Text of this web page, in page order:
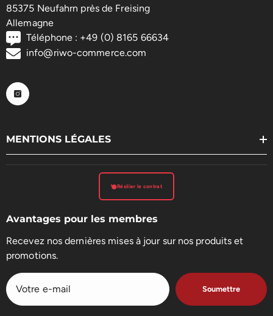
85375 Neufahrn près de Freising
Allemagne
Téléphone : +49 (0) 8165 66634
info@riwo-commerce.com
MENTIONS LÉGALES
Résilier le contrat
Avantages pour les membres
Recevez nos dernières mises à jour sur nos produits et
promotions.
Soumettre